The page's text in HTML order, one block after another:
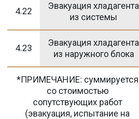
4.22
Эвакуация хладагента
из системы
4.23
Эвакуация хладагента
из наружного блока
*ПРИМЕЧАНИЕ: суммируется
со стоимостью
сопутствующих работ
(эвакуация, испытание на